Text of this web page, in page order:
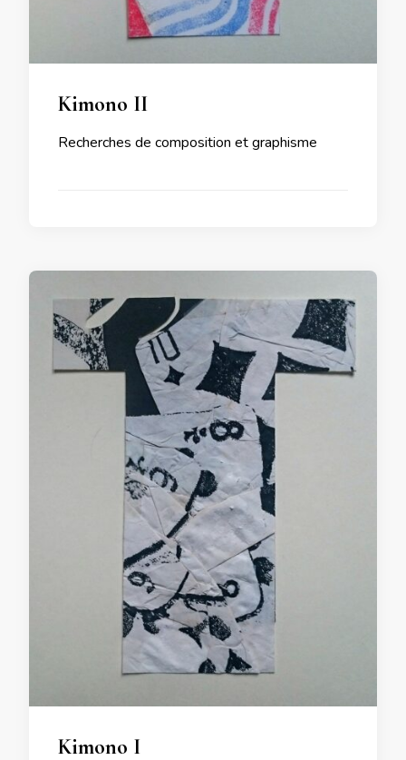
Kimono II
Recherches de composition et graphisme
Kimono I